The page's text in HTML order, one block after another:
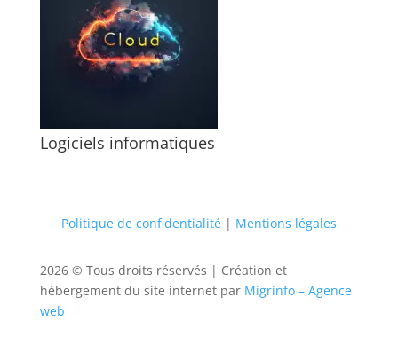
Logiciels informatiques
Politique de confidentialité| Mentions légales
2026 © Tous droits réservés | Création et
hébergement du site internet par Migrinfo – Agence
web